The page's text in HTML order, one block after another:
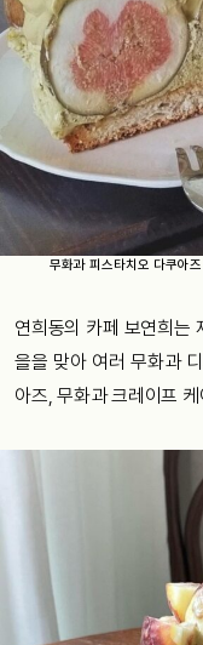
무화과 피스타치오 다쿠아
연희동의 카페 보연희는
을을 맞아 여러 무화과
아즈, 무화과 크레이프